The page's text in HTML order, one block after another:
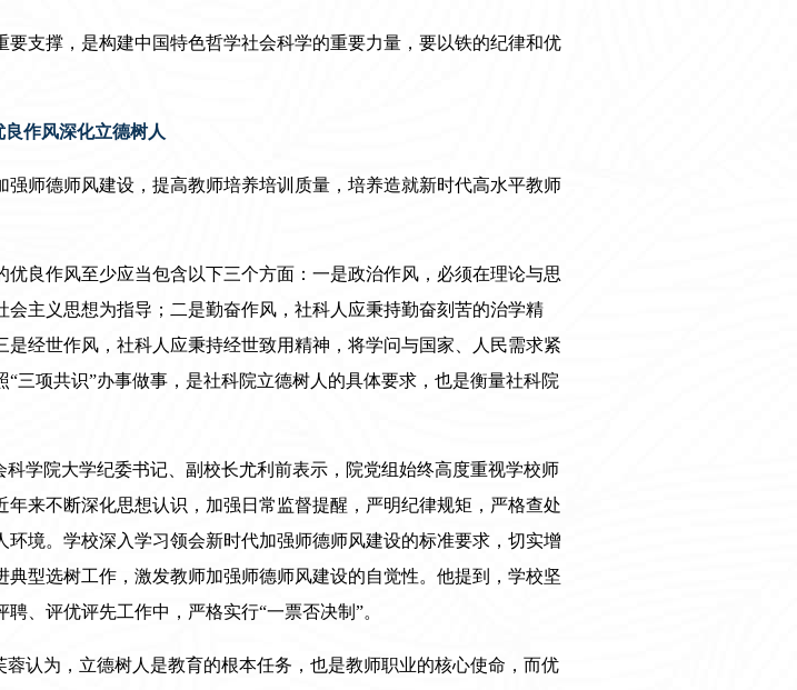
支撑，是构建中国特色哲学社会科学的重要力量，要以铁的纪律和优
良作风深化立德树人
师德师风建设，提高教师培养培训质量，培养造就新时代高水平教师
良作风至少应当包含以下三个方面：一是政治作风，必须在理论与思
主义思想为指导；二是勤奋作风，社科人应秉持勤奋刻苦的治学精
经世作风，社科人应秉持经世致用精神，将学问与国家、人民需求紧
三项共识”办事做事，是社科院立德树人的具体要求，也是衡量社科院
学院大学纪委书记、副校长尤利前表示，院党组始终高度重视学校师
来不断深化思想认识，加强日常监督提醒，严明纪律规矩，严格查处
境。学校深入学习领会新时代加强师德师风建设的标准要求，切实增
型选树工作，激发教师加强师德师风建设的自觉性。他提到，学校坚
、评优评先工作中，严格实行“一票否决制”。
认为，立德树人是教育的根本任务，也是教师职业的核心使命，而优